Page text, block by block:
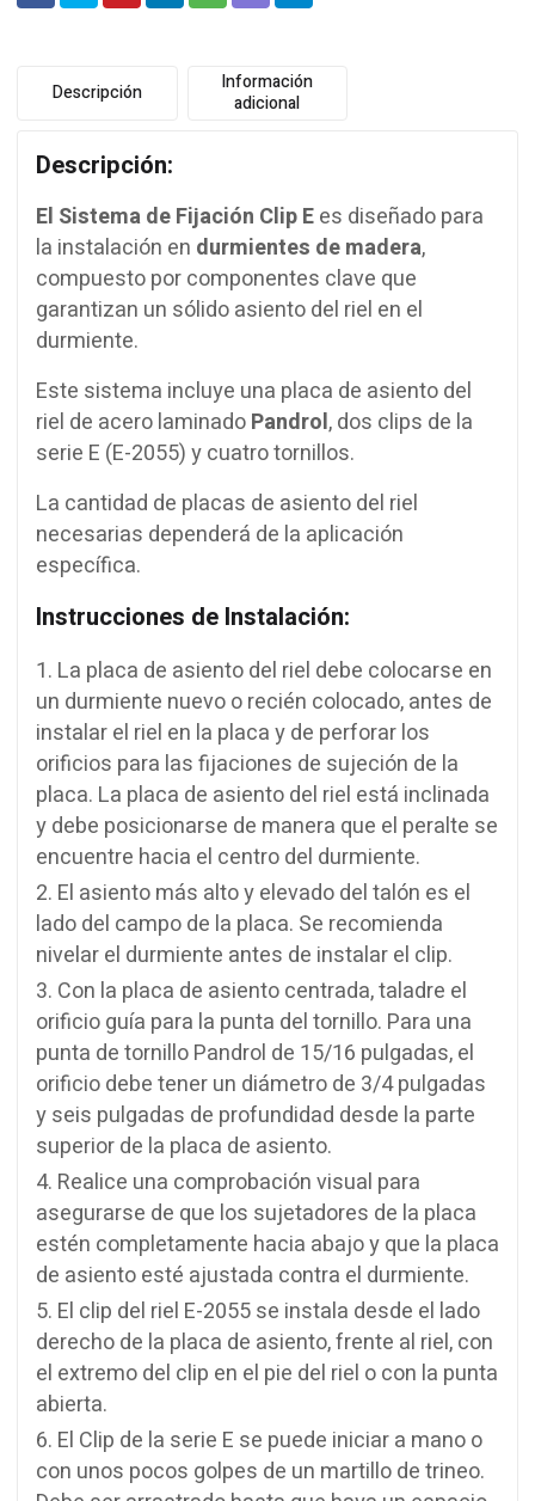
Descripción
Información
adicional
Descripción:
El Sistema de Fijación Clip Ees diseñado para
la instalación en durmientes de madera,
compuesto por componentes clave que
garantizan un sólido asiento del riel en el
durmiente.
Este sistema incluye una placa de asiento del
riel de acero laminadoPandrol, dos clips de la
serie E (E-2055) y cuatro tornillos.
La cantidad de placas de asiento del riel
necesarias dependerá de la aplicación
específica.
Instrucciones de Instalación:
La placa de asiento del riel debe colocarse en
un durmiente nuevo o recién colocado, antes de
instalar el riel en la placa y de perforar los
orificios para las fijaciones de sujeción de la
placa. La placa de asiento del riel está inclinada
y debe posicionarse de manera que el peralte se
encuentre hacia el centro del durmiente.
El asiento más alto y elevado del talón es el
lado del campo de la placa. Se recomienda
nivelar el durmiente antes de instalar el clip.
Con la placa de asiento centrada, taladre el
orificio guía para la punta del tornillo. Para una
punta de tornillo Pandrol de 15/16 pulgadas, el
orificio debe tener un diámetro de 3/4 pulgadas
y seis pulgadas de profundidad desde la parte
superior de la placa de asiento.
Realice una comprobación visual para
asegurarse de que los sujetadores de la placa
estén completamente hacia abajo y que la placa
de asiento esté ajustada contra el durmiente.
El clip del riel E-2055 se instala desde el lado
derecho de la placa de asiento, frente al riel, con
el extremo del clip en el pie del riel o con la punta
abierta.
El Clip de la serie E se puede iniciar a mano o
con unos pocos golpes de un martillo de trineo.